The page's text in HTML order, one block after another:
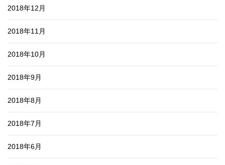
2018年12月
2018年11月
2018年10月
2018年9月
2018年8月
2018年7月
2018年6月